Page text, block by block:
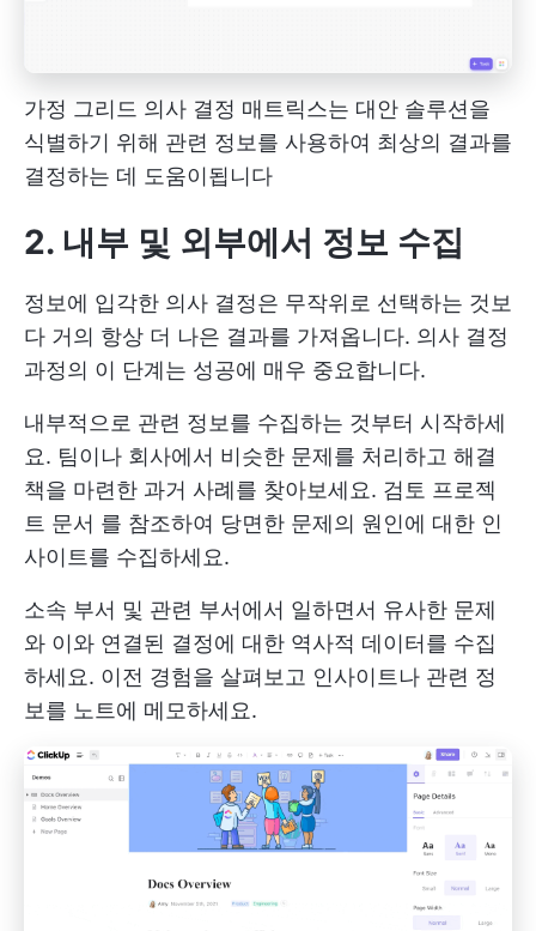
가정 그리드 의사 결정 매트릭스는 대안 솔루션을
식별하기 위해 관련 정보를 사용하여 최상의 결과를
결정하는 데 도움이됩니다
2. 내부 및 외부에서 정보 수집
정보에 입각한 의사 결정은 무작위로 선택하는 것보
다 거의 항상 더 나은 결과를 가져옵니다. 의사 결정
과정의 이 단계는 성공에 매우 중요합니다.
내부적으로 관련 정보를 수집하는 것부터 시작하세
요. 팀이나 회사에서 비슷한 문제를 처리하고 해결
책을 마련한 과거 사례를 찾아보세요. 검토 프로젝
트 문서 를 참조하여 당면한 문제의 원인에 대한 인
사이트를 수집하세요.
소속 부서 및 관련 부서에서 일하면서 유사한 문제
와 이와 연결된 결정에 대한 역사적 데이터를 수집
하세요. 이전 경험을 살펴보고 인사이트나 관련 정
보를 노트에 메모하세요.